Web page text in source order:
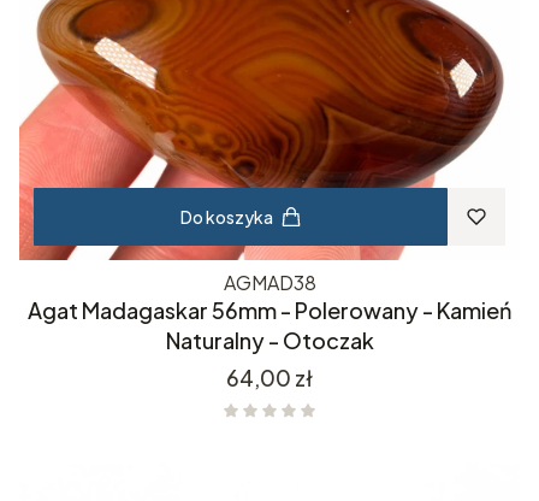
Do koszyka
AGMAD38
Agat Madagaskar 56mm - Polerowany - Kamień
Naturalny - Otoczak
Cena
64,00 zł